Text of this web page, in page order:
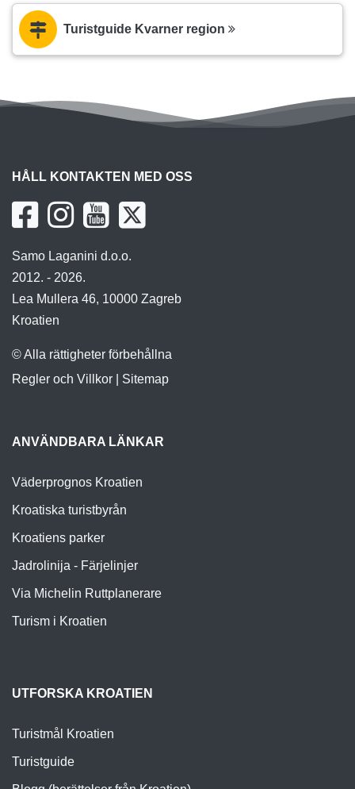
Turistguide Kvarner region
HÅLL KONTAKTEN MED OSS
Samo Laganini d.o.o.
2012. - 2026.
Lea Mullera 46, 10000 Zagreb
Kroatien
© Alla rättigheter förbehållna
Regler och Villkor
Sitemap
ANVÄNDBARA LÄNKAR
Väderprognos Kroatien
Kroatiska turistbyrån
Kroatiens parker
Jadrolinija - Färjelinjer
Via Michelin Ruttplanerare
Turism i Kroatien
UTFORSKA KROATIEN
Turistmål Kroatien
Turistguide